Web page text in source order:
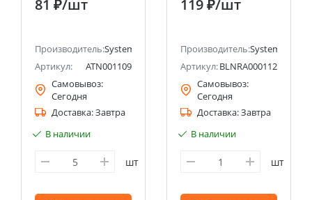
(ранее Schneider Electric)
многопостовых
Electric)
81 ₽/шт
Производитель:Systeme Electric (ранее Schneider Electric)
Артикул:
ATN001109
Самовывоз:
Сегодня
Доставка:Завтра
В наличии
шт
Молочный Розетка
(Schneider Electric)
119 ₽/шт
Производитель:Systeme
Артикул:BLNRA000112
Самовывоз:
Сегодня
Доставка:Завтра
В наличии
шт